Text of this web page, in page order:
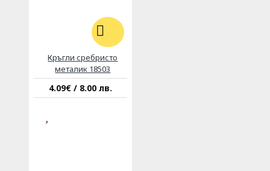
Кръгли сребристо
металик 18503
4.09€ / 8.00 лв.